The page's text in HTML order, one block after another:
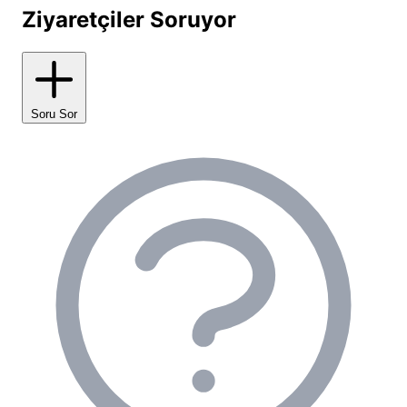
14:00, çıkış saati ise 12:00 olarak belirlenmiştir. Çadır
alanlarımızda elektrik imkanı bulunmakla birlikte,
güvenlik ve doğayı koruma politikalarımız gereği
çadır içlerine doğrudan elektrik hattı çekilmesine izin
verilmemektedir; ancak ortak alanlarda cihazlarınızı
şarj edebilirsiniz.
Antalya Macerası Camping
Rafting Tesis Olanakları ve Altyapı
Bir kamp alanının kalitesini belirleyen en önemli
unsurlardan biri sunduğu hijyen ve temel ihtiyaç
olanaklarıdır.
Antalya Macerası Camping Rafting
tesis olanakları
, bir kampçının ihtiyaç duyabileceği
tüm temel gereksinimleri karşılayacak şekilde
düzenlenmiştir. Tesisimizde misafirlerimizin
kullanımına sunulan tuvalet ve duş alanları düzenli
Ziyaretçiler Soruyor
Soru Sor